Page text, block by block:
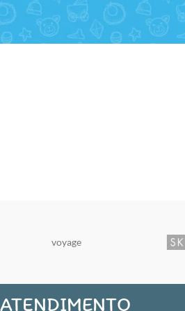
voyage
ATENDIMENTO